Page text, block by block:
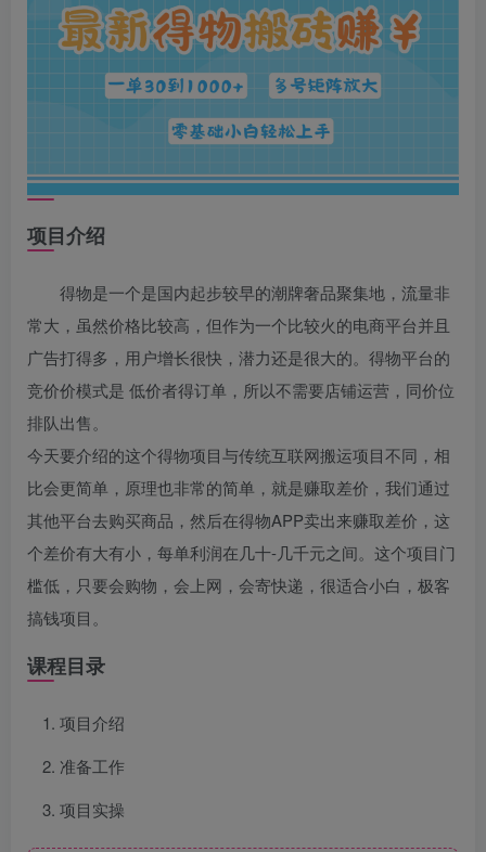
项目介绍
得物是一个是国内起步较早的潮牌奢品聚集地，流量非
常大，虽然价格比较高，但作为一个比较火的电商平台并且
广告打得多，用户增长很快，潜力还是很大的。得物平台的
竞价价模式是 低价者得订单，所以不需要店铺运营，同价位
排队出售。
今天要介绍的这个得物项目与传统互联网搬运项目不同，相
比会更简单，原理也非常的简单，就是赚取差价，我们通过
其他平台去购买商品，然后在得物APP卖出来赚取差价，这
个差价有大有小，每单利润在几十-几千元之间。这个项目门
槛低，只要会购物，会上网，会寄快递，很适合小白，极客
搞钱项目。
课程目录
项目介绍
准备工作
项目实操